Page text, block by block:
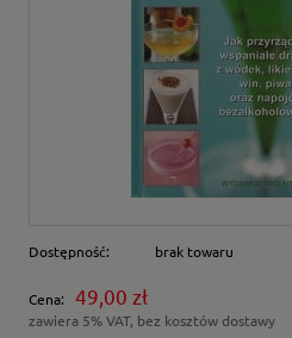
Dostępność: brak towaru
Cena: 49,00 zł
zawiera 5% VAT, bez kosztów dostawy